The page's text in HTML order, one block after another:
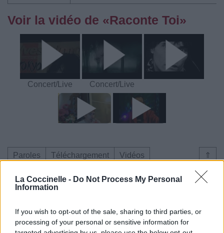
La Coccinelle - Do Not Process My Personal
Information
If you wish to opt-out of the sale, sharing to third parties, or
processing of your personal or sensitive information for
Voir la vidéo de «Raconte Toi»
Concert/Live Concert/Live
⇑
Paroles Téléchargement
Vidéos